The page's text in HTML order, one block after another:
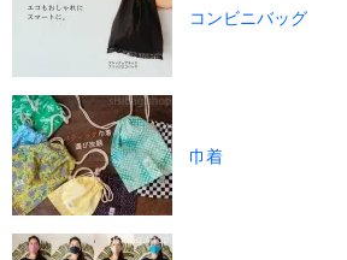
コンビニバッグ
巾着